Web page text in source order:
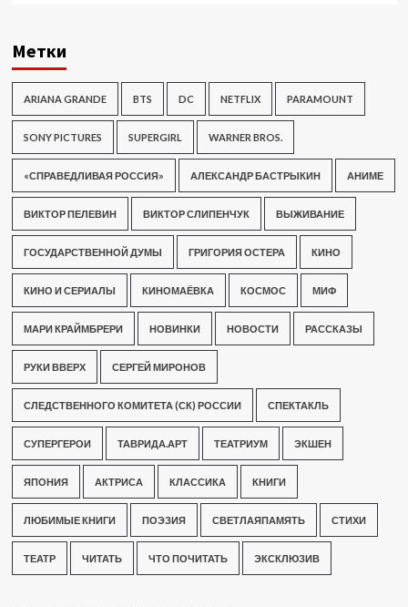
Метки
ARIANA GRANDE BTS DC NETFLIX PARAMOUNT
SONY PICTURES SUPERGIRL WARNER BROS.
«СПРАВЕДЛИВАЯ РОССИЯ» АЛЕКСАНДР БАСТРЫКИН АНИМЕ
ВИКТОР ПЕЛЕВИН ВИКТОР СЛИПЕНЧУК ВЫЖИВАНИЕ
ГОСУДАРСТВЕННОЙ ДУМЫ ГРИГОРИЯ ОСТЕРА КИНО
КИНО И СЕРИАЛЫ КИНОМАЁВКА КОСМОС МИФ
МАРИ КРАЙМБРЕРИ НОВИНКИ НОВОСТИ РАССКАЗЫ
РУКИ ВВЕРХ СЕРГЕЙ МИРОНОВ
СЛЕДСТВЕННОГО КОМИТЕТА (СК) РОССИИ СПЕКТАКЛЬ
СУПЕРГЕРОИ ТАВРИДА.АРТ ТЕАТРИУМ ЭКШЕН
ЯПОНИЯ АКТРИСА КЛАССИКА КНИГИ
ЛЮБИМЫЕ КНИГИ ПОЭЗИЯ СВЕТЛАЯПАМЯТЬ СТИХИ
ТЕАТР ЧИТАТЬ ЧТО ПОЧИТАТЬ ЭКСКЛЮЗИВ